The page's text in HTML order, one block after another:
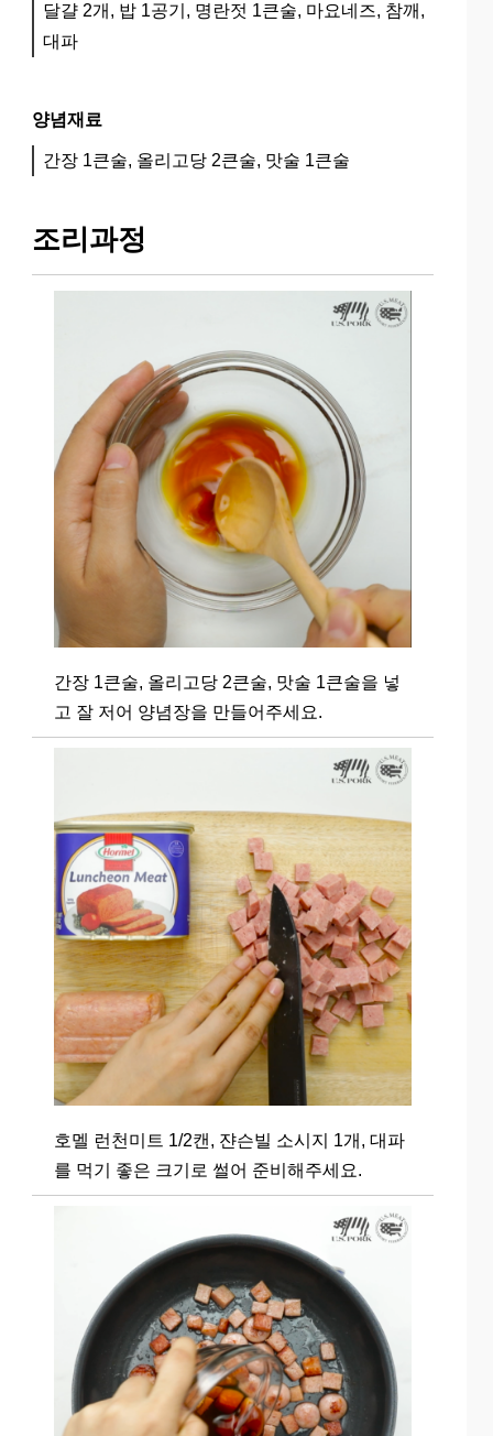
달걀 2개, 밥 1공기, 명란젓 1큰술, 마요네즈, 참깨,
대파
양념재료
간장 1큰술, 올리고당 2큰술, 맛술 1큰술
조리과정
간장 1큰술, 올리고당 2큰술, 맛술 1큰술을 넣
고 잘 저어 양념장을 만들어주세요.
호멜 런천미트 1/2캔, 쟌슨빌 소시지 1개, 대파
를 먹기 좋은 크기로 썰어 준비해주세요.